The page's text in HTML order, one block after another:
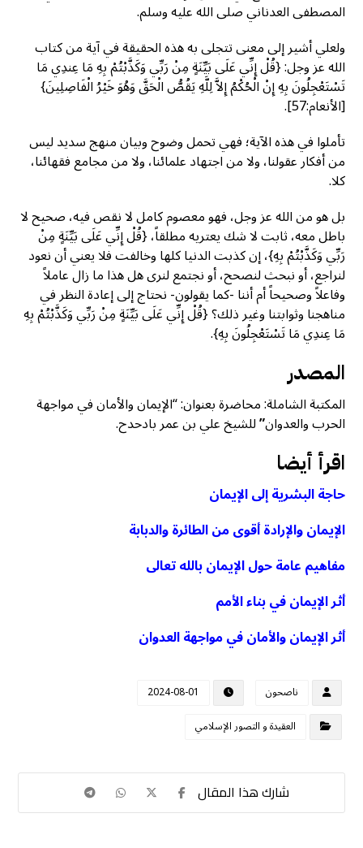
المصطفى العدناني صلى الله عليه وسلم.
ولعلي أشير إلى معنى تتجلى به هذه الحقيقة في آية من كتاب
الله عز وجل: {قُلْ إِنِّي عَلَى بَيِّنَةٍ مِنْ رَبِّي وَكَذَّبْتُمْ بِهِ مَا عِندِي مَا
تَسْتَعْجِلُونَ بِهِ إِنْ الْحُكْمُ إِلاَّ لِلَّهِ يَقُصُّ الْحَقَّ وَهُوَ خَيْرُ الْفَاصِلِينَ}
[الأنعام:57].
تأملوا في هذه الآية؛ فهي تحمل وضوح وبيان منهج سديد ليس
من أفكار عقولنا، ولا من اجتهاد علمائنا، ولا من مجامع فقهائنا،
كلا.
بل هو من الله عز وجل، فهو معصوم كامل لا نقص فيه، صحيح لا
باطل معه، ثابت لا شك يعتريه مطلقاً، {قُلْ إِنِّي عَلَى بَيِّنَةٍ مِنْ
رَبِّي وَكَذَّبْتُمْ بِهِ}، إن كذبت الدنيا كلها وخالفت فلا يعني أن نعود
لنراجع، أو نبحث لنصحح، أو نجتمع لنرى هل هذا ما زال عاملاً
وفاعلاً وصحيحاً أم أننا -كما يقولون- نحتاج إلى إعادة النظر في
مناهجنا وثوابتنا وغير ذلك؟ {قُلْ إِنِّي عَلَى بَيِّنَةٍ مِنْ رَبِّي وَكَذَّبْتُمْ بِهِ
مَا عِندِي مَا تَسْتَعْجِلُونَ بِهِ}.
المصدر
المكتبة الشاملة: محاضرة بعنوان: “الإيمان والأمان في مواجهة
الحرب والعدوان”للشيخ علي بن عمر بادحدح.
اقرأ أيضا
حاجة البشرية إلى الإيمان
الإيمان والإرادة أقوى من الطائرة والدبابة
مفاهيم عامة حول الإيمان بالله تعالى
أثر الإيمان في بناء الأمم
أثر الإيمان والأمان في مواجهة العدوان
ناصحون
2024-08-01
العقيدة و التصور الإسلامي